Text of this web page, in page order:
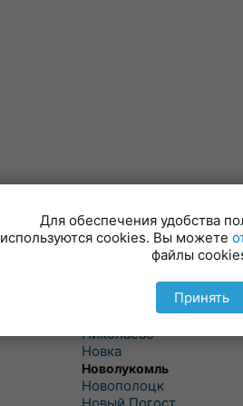
Ляды
Межа
Межево
Мишневичи
Николаево
Новка
Новолукомль
Новополоцк
Для обеспечения удобства
используются cookies. Вы можете
файлы
Принять